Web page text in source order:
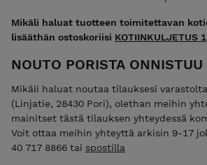
Mikäli haluat tuotteen toimitettavan
lisääthän ostoskoriisi KOTIINKULJETUS 1
NOUTO PORISTA ONNISTUU
Mikäli haluat noutaa tilauksesi
(Linjatie, 28430 Pori), olethan meihin
mainitset tästä tilauksen yhteydessä
Voit ottaa meihin yhteyttä arkisin 9-17
40 717 8866 tai spostilla